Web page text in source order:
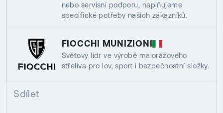
nebo servisní podporu, naplňujeme
specifické potřeby našich zákazníků.
FIOCCHI MUNIZIONI
Světový lídr ve výrobě malorážového
střeliva pro lov, sport i bezpečnostní složky.
Sdílet